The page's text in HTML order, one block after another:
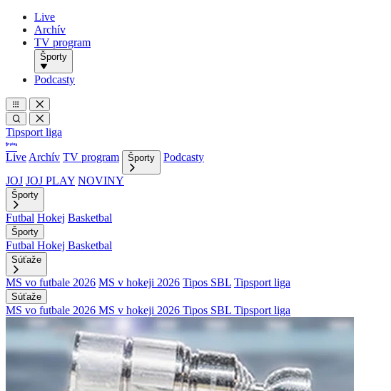
Live
Archív
TV program
Športy
Podcasty
Tipsport liga
Live Archív TV program Športy
Podcasty
JOJ JOJ PLAY NOVINY
Športy
Futbal Hokej Basketbal
Športy
Futbal Hokej Basketbal
Súťaže
MS vo futbale 2026 MS v hokeji 2026 Tipos SBL Tipsport liga
Súťaže
MS vo futbale 2026 MS v hokeji 2026 Tipos SBL Tipsport liga